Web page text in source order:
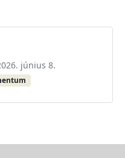
június 8.